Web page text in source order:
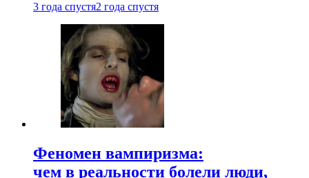
3 года спустя2 года спустя
Феномен вампиризма:
чем в реальности болели люди,